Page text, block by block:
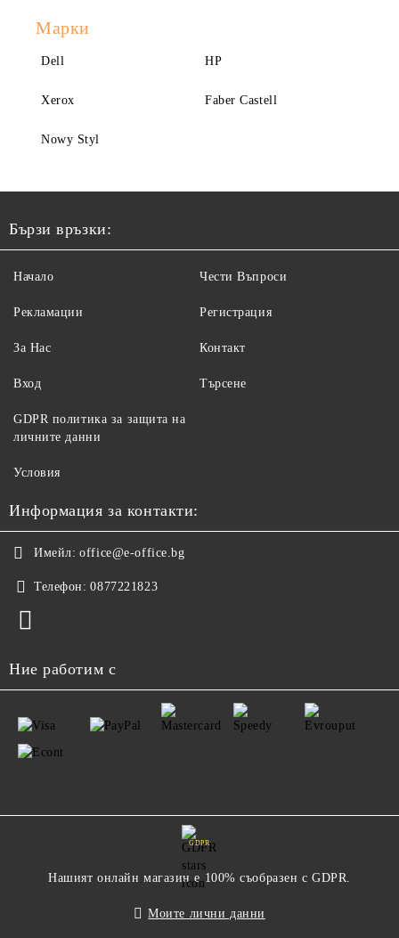
Марки
Dell HP
Xerox Faber Castell
Nowy Styl
Бързи връзки:
Начало
Рекламации
За Нас
Вход
Чести Въпроси
Регистрация
Контакт
Търсене
GDPR политика за защита на
личните данни
Условия
Информация за контакти:
Имейл: office@e-office.bg
Телефон: 0877221823
Ние работим с
GDPR
Нашият онлайн магазин е 100% съобразен с GDPR.
Моите лични данни